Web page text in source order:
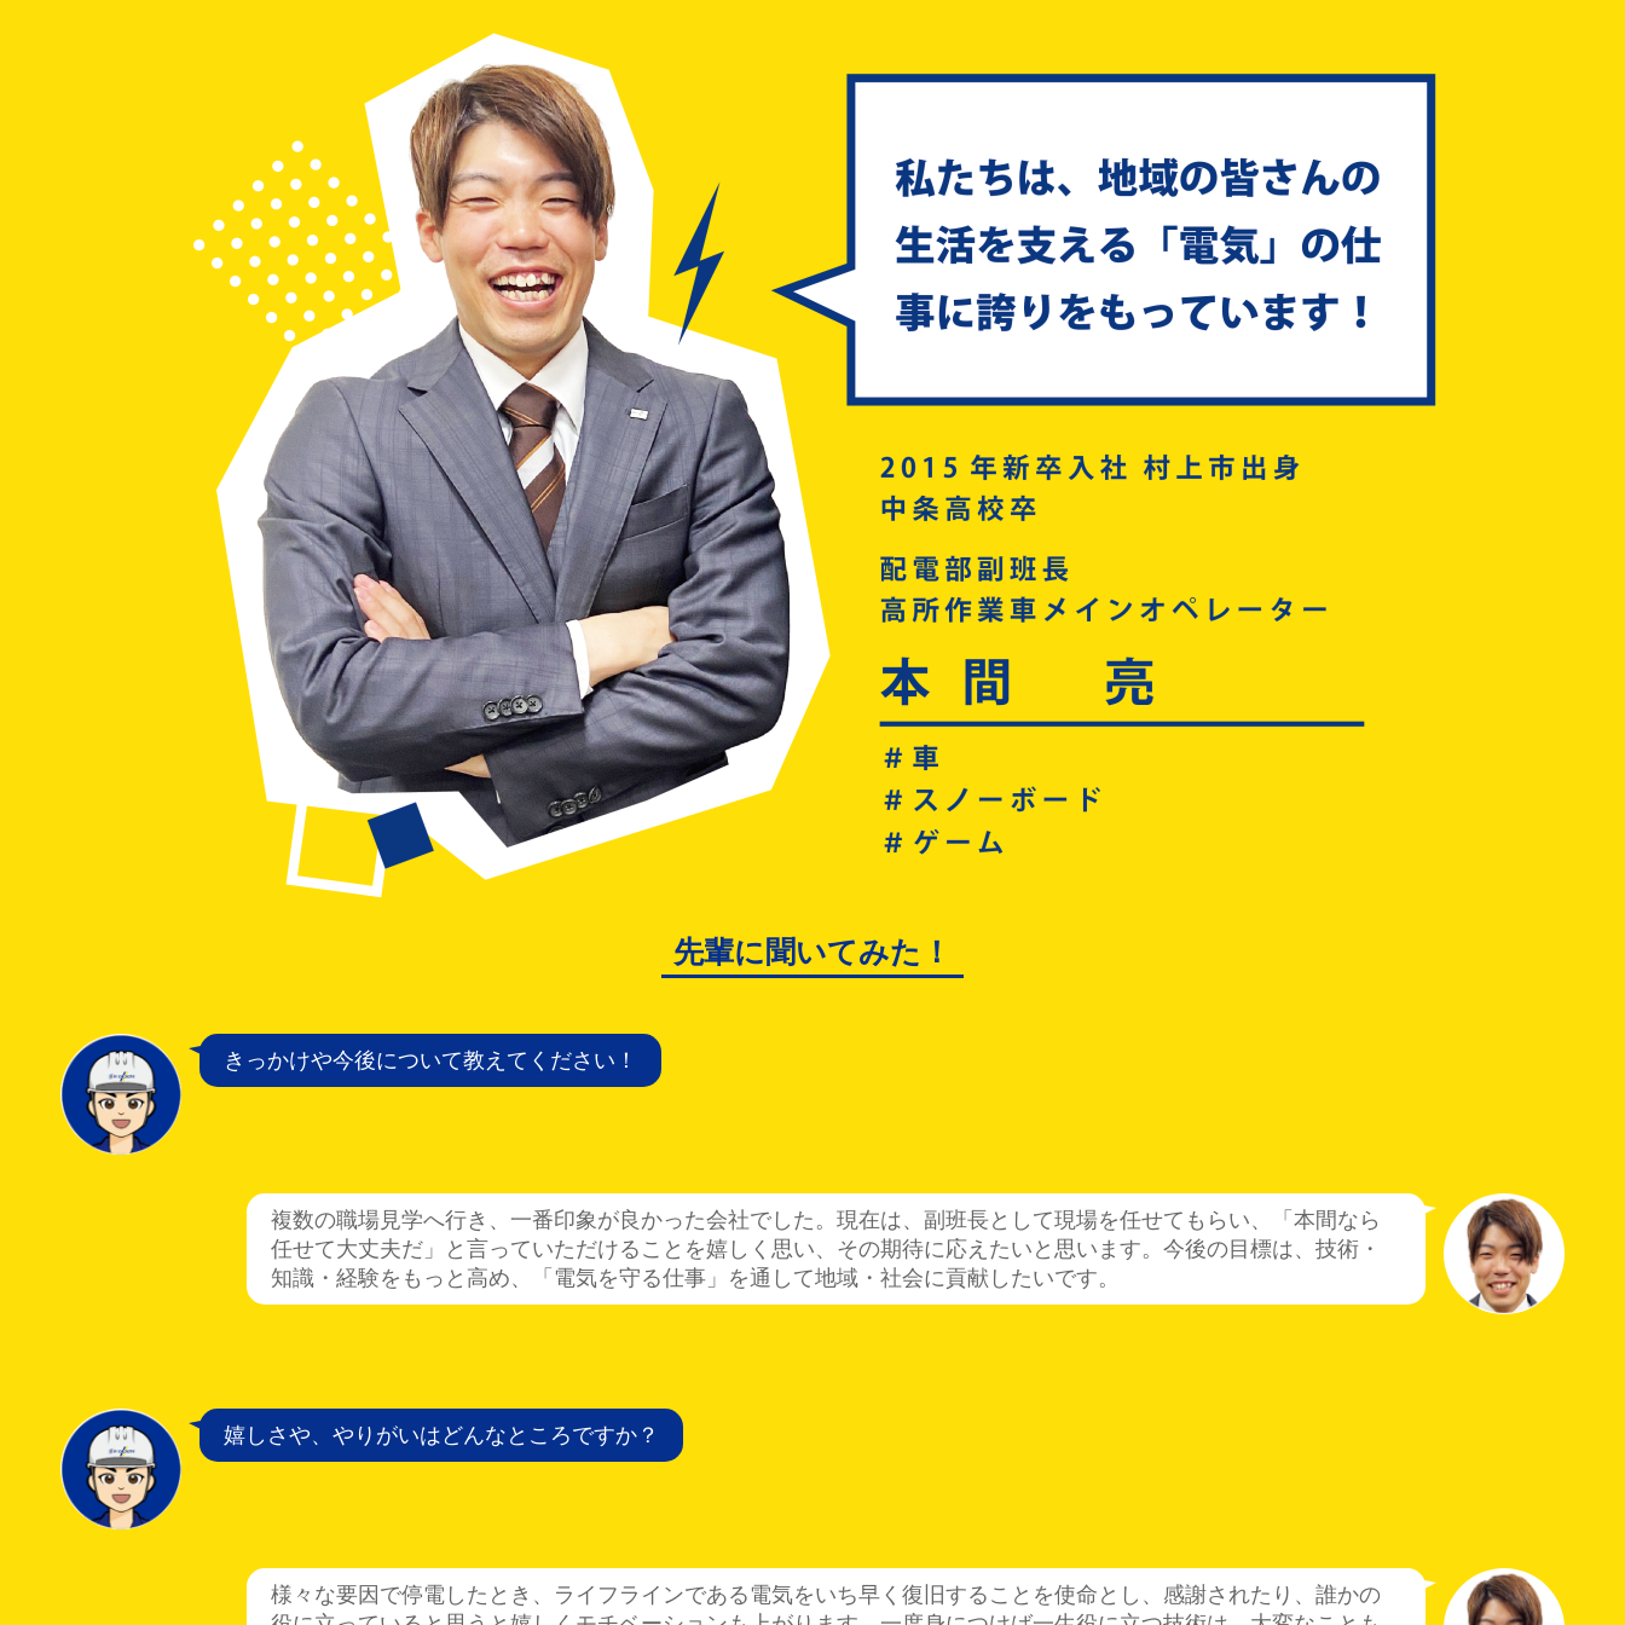
先輩に聞いてみた！
きっかけや今後について教えてください！
複数の職場見学へ行き、一番印象が良かった会社でした。現在は、副班長として現場を任せてもらい、「本間なら
任せて大丈夫だ」と言っていただけることを嬉しく思い、その期待に応えたいと思います。今後の目標は、技術・
知識・経験をもっと高め、「電気を守る仕事」を通して地域・社会に貢献したいです。
嬉しさや、やりがいはどんなところですか？
様々な要因で停電したとき、ライフラインである電気をいち早く復旧することを使命とし、感謝されたり、誰かの